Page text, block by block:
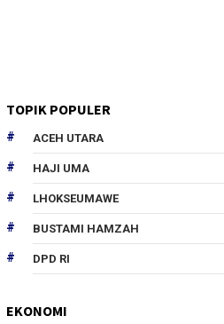
TOPIK POPULER
ACEH UTARA
HAJI UMA
LHOKSEUMAWE
BUSTAMI HAMZAH
DPD RI
EKONOMI